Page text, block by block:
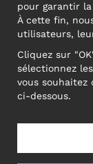
ATTENTION !
pour garantir
À cette fin,
utilisateurs,
Cliquez sur
sélectionnez
vous souhaitez
ci-dessous.